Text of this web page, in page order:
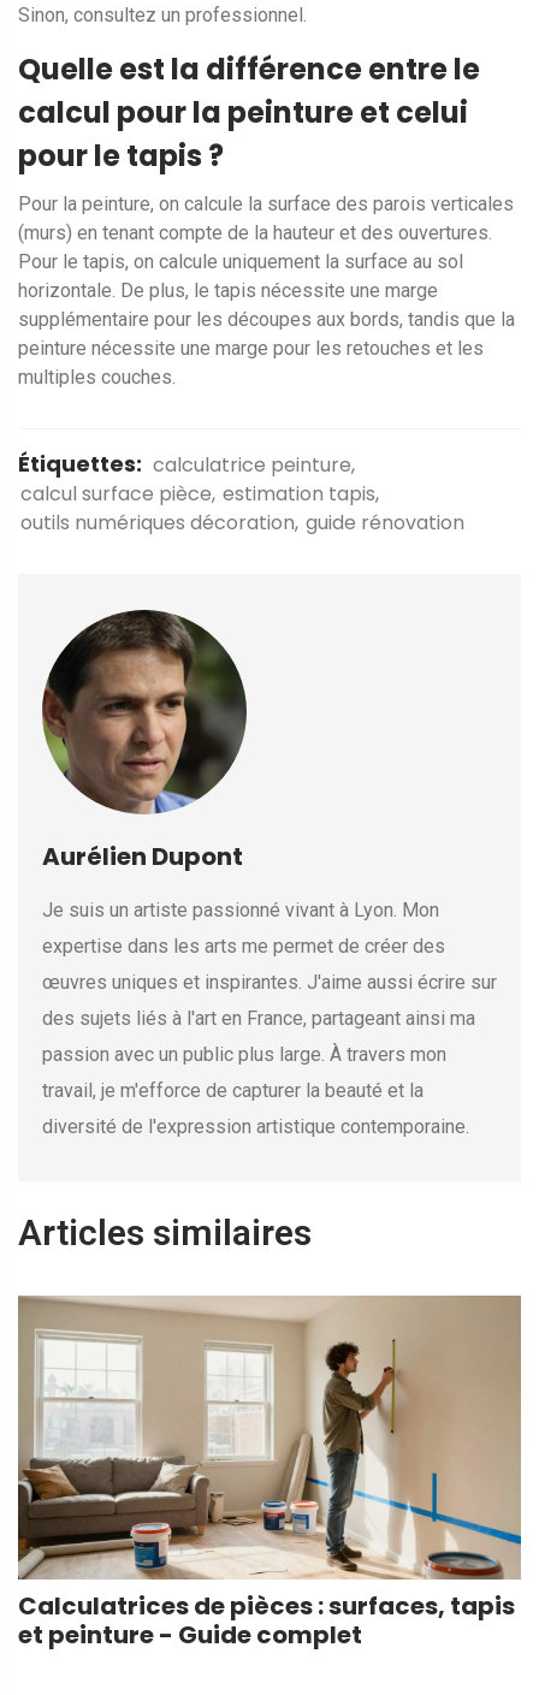
Sinon, consultez un professionnel.
Quelle est la différence entre le
calcul pour la peinture et celui
pour le tapis ?
Pour la peinture, on calcule la surface des parois verticales
(murs) en tenant compte de la hauteur et des ouvertures.
Pour le tapis, on calcule uniquement la surface au sol
horizontale. De plus, le tapis nécessite une marge
supplémentaire pour les découpes aux bords, tandis que la
peinture nécessite une marge pour les retouches et les
multiples couches.
Étiquettes: calculatrice peinture
calcul surface pièce estimation tapis
outils numériques décoration guide rénovation
Aurélien Dupont
Je suis un artiste passionné vivant à Lyon. Mon
expertise dans les arts me permet de créer des
œuvres uniques et inspirantes. J'aime aussi écrire sur
des sujets liés à l'art en France, partageant ainsi ma
passion avec un public plus large. À travers mon
travail, je m'efforce de capturer la beauté et la
diversité de l'expression artistique contemporaine.
Articles similaires
Calculatrices de pièces : surfaces, tapis
et peinture - Guide complet